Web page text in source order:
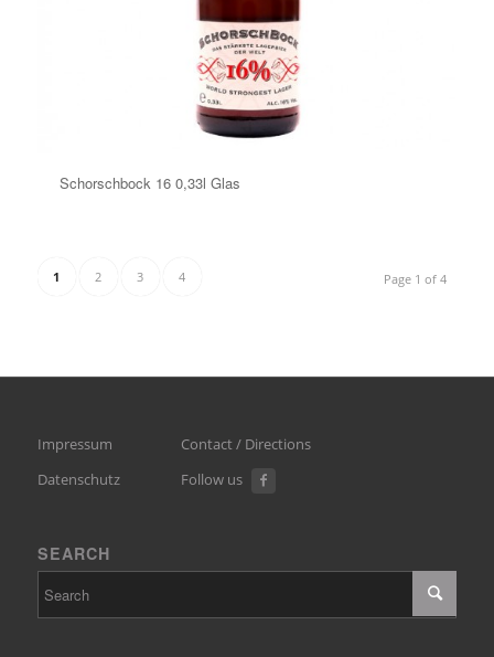
Schorschbock 16 0,33l Glas
Page 1 of 4
1 2 3 4
Impressum
Datenschutz
Contact / Directions
Follow us
SEARCH